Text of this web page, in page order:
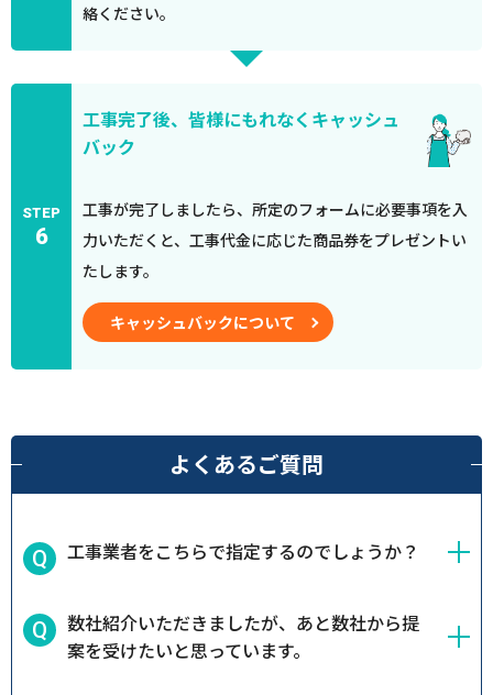
絡ください。
STEP
6
工事完了後、皆様にもれなくキャッシュ
バック
工事が完了しましたら、所定のフォームに必要事項を入
力いただくと、工事代金に応じた商品券をプレゼントい
たします。
キャッシュバックについて
よくあるご質問
工事業者をこちらで指定するのでしょうか？
数社紹介いただきましたが、あと数社から提
案を受けたいと思っています。